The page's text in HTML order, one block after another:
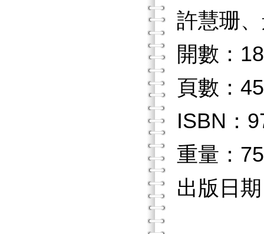
許慧珊
開數：18
頁數：
ISBN：
重量：
出版日